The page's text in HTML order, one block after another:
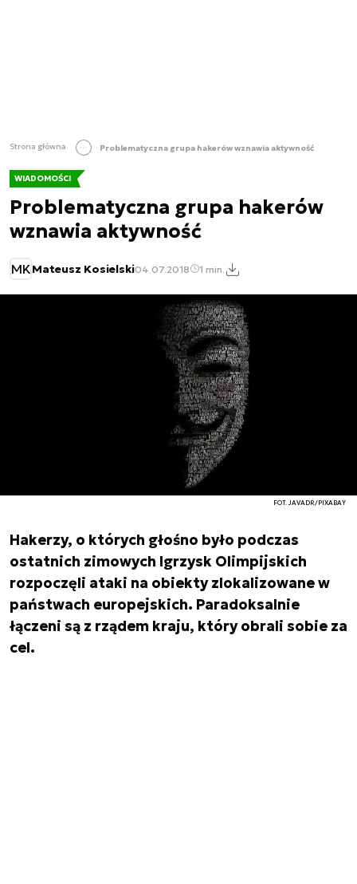
Strona główna Problematyczna grupa hakerów wznawia aktywność
WIADOMOŚCI
Problematyczna grupa hakerów
wznawia aktywność
MKMateusz Kosielski04.07.2018 1 min.
FOT. JAVADR/PIXABAY
Hakerzy, o których głośno było podczas
ostatnich zimowych Igrzysk Olimpijskich
rozpoczęli ataki na obiekty zlokalizowane w
państwach europejskich. Paradoksalnie
łączeni są z rządem kraju, który obrali sobie za
cel.